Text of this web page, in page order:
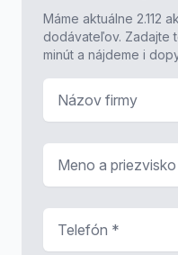
Máme aktuálne 2.112
dodávateľov. Zadajte
minút a nájdeme i